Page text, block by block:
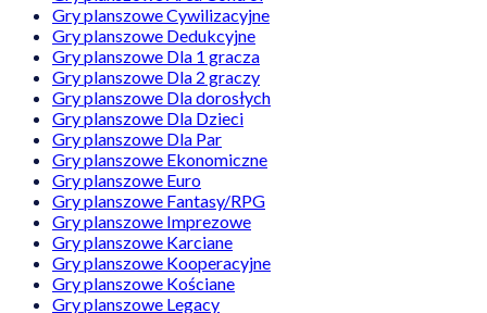
Gry planszowe Cywilizacyjne
Gry planszowe Dedukcyjne
Gry planszowe Dla 1 gracza
Gry planszowe Dla 2 graczy
Gry planszowe Dla dorosłych
Gry planszowe Dla Dzieci
Gry planszowe Dla Par
Gry planszowe Ekonomiczne
Gry planszowe Euro
Gry planszowe Fantasy/RPG
Gry planszowe Imprezowe
Gry planszowe Karciane
Gry planszowe Kooperacyjne
Gry planszowe Kościane
Gry planszowe Legacy